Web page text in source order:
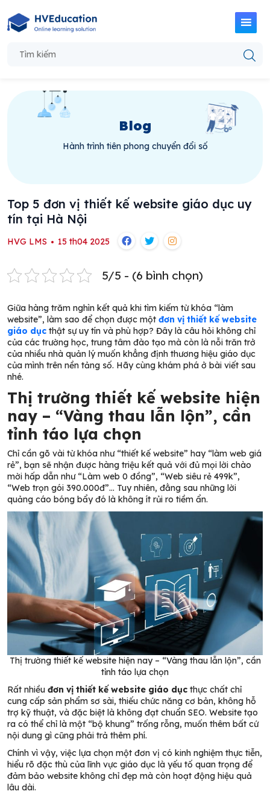
Blog
Hành trình tiên phong chuyển đổi số
Top 5 đơn vị thiết kế website giáo dục uy
tín tại Hà Nội
HVG LMS 15 th04 2025
5/5 - (6 bình chọn)
Giữa hàng trăm nghìn kết quả khi tìm kiếm từ khóa “làm
website”, làm sao để chọn được một đơn vị thiết kế website
giáo dục thật sự uy tín và phù hợp? Đây là câu hỏi không chỉ
của các trường học, trung tâm đào tạo mà còn là nỗi trăn trở
của nhiều nhà quản lý muốn khẳng định thương hiệu giáo dục
của mình trên nền tảng số. Hãy cùng khám phá ở bài viết sau
nhé.
Thị trường thiết kế website hiện
nay – “Vàng thau lẫn lộn”, cần
tỉnh táo lựa chọn
Chỉ cần gõ vài từ khóa như “thiết kế website” hay “làm web giá
rẻ”, bạn sẽ nhận được hàng triệu kết quả với đủ mọi lời chào
mời hấp dẫn như “Làm web 0 đồng”, “Web siêu rẻ 499k”,
“Web trọn gói 390.000đ”… Tuy nhiên, đằng sau những lời
quảng cáo bóng bẩy đó là không ít rủi ro tiềm ẩn.
Thị trường thiết kế website hiện nay – “Vàng thau lẫn lộn”, cần
tỉnh táo lựa chọn
Rất nhiều đơn vị thiết kế website giáo dục thực chất chỉ
cung cấp sản phẩm sơ sài, thiếu chức năng cơ bản, không hỗ
trợ kỹ thuật, và đặc biệt là không đạt chuẩn SEO. Website tạo
ra có thể chỉ là một “bộ khung” trống rỗng, muốn thêm bất cứ
nội dung gì cũng phải trả thêm phí.
Chính vì vậy, việc lựa chọn một đơn vị có kinh nghiệm thực tiễn,
hiểu rõ đặc thù của lĩnh vực giáo dục là yếu tố quan trọng để
đảm bảo website không chỉ đẹp mà còn hoạt động hiệu quả
lâu dài.